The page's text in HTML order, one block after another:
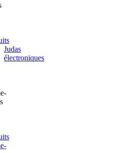
Judas
électroniques